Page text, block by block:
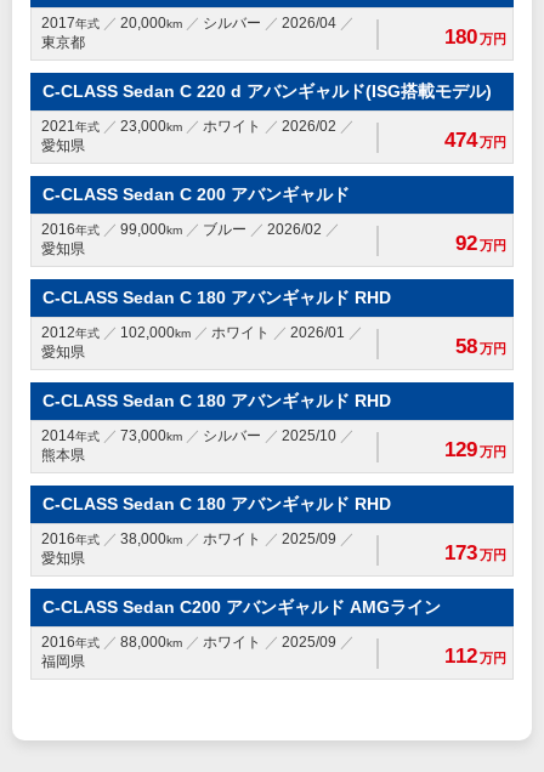
2017年式 20,000km シルバー
2026/04
東京都
180万円
C-CLASS Sedan C 220 d アバンギャルド(ISG搭載モデル)
2021年式 23,000km ホワイト
2026/02
愛知県
474万円
C-CLASS Sedan C 200 アバンギャルド
2016年式 99,000km ブルー
2026/02
愛知県
92万円
C-CLASS Sedan C 180 アバンギャルド RHD
2012年式 102,000km ホワイト
2026/01
愛知県
58万円
C-CLASS Sedan C 180 アバンギャルド RHD
2014年式 73,000km シルバー
2025/10
熊本県
129万円
C-CLASS Sedan C 180 アバンギャルド RHD
2016年式 38,000km ホワイト
2025/09
愛知県
173万円
C-CLASS Sedan C200 アバンギャルド AMGライン
2016年式 88,000km ホワイト
2025/09
福岡県
112万円